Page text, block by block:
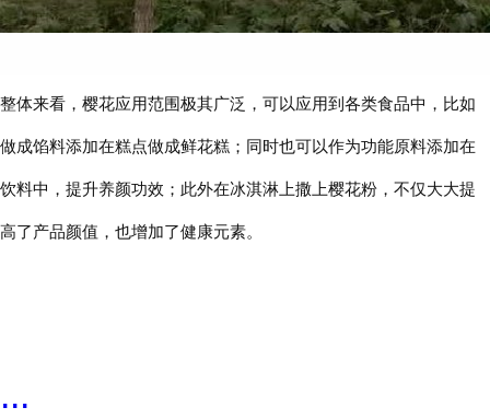
整体来看，樱花应用范围极其广泛，可以应用到各类食品中，比如
做成馅料添加在糕点做成鲜花糕；同时也可以作为功能原料添加在
饮料中，提升养颜功效；此外在冰淇淋上撒上樱花粉，不仅大大提
高了产品颜值，也增加了健康元素。
...